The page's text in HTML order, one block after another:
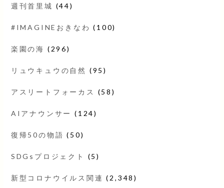
週刊首里城 (44)
#IMAGINEおきなわ (100)
楽園の海 (296)
リュウキュウの自然 (95)
アスリートフォーカス (58)
AIアナウンサー (124)
復帰50の物語 (50)
SDGsプロジェクト (5)
新型コロナウイルス関連 (2,348)